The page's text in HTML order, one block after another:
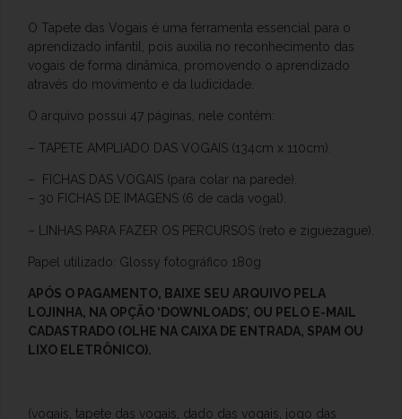
O Tapete das Vogais é uma ferramenta essencial para o
aprendizado infantil, pois auxilia no reconhecimento das
vogais de forma dinâmica, promovendo o aprendizado
através do movimento e da ludicidade.
O arquivo possui 47 páginas, nele contém:
– TAPETE AMPLIADO DAS VOGAIS (134cm x 110cm).
– FICHAS DAS VOGAIS (para colar na parede).
– 30 FICHAS DE IMAGENS (6 de cada vogal).
– LINHAS PARA FAZER OS PERCURSOS (reto e ziguezague).
Papel utilizado: Glossy fotográfico 180g
APÓS O PAGAMENTO, BAIXE SEU ARQUIVO PELA
LOJINHA, NA OPÇÃO ‘DOWNLOADS’, OU PELO E-MAIL
CADASTRADO (OLHE NA CAIXA DE ENTRADA, SPAM OU
LIXO ELETRÔNICO).
(vogais, tapete das vogais, dado das vogais, jogo das